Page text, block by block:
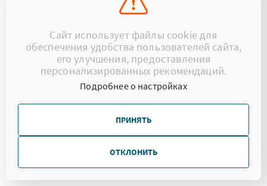
Сайт использует файлы cookie для
обеспечения удобства пользователей сайта,
его улучшения, предоставления
персонализированных рекомендаций.
Подробнее о настройках
ПРИНЯТЬ
ОТКЛОНИТЬ